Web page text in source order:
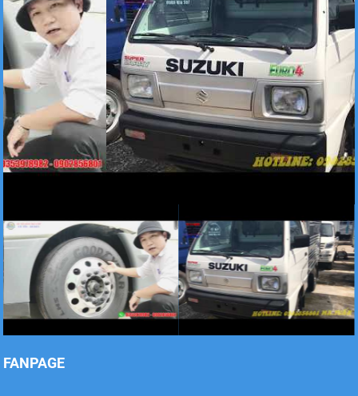
Xe tải Foton 990kg
Xe tải Foton 990kg
Xe tải Foton 990kg
FANPAGE